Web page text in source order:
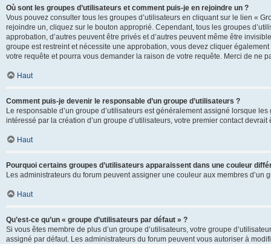
Où sont les groupes d’utilisateurs et comment puis-je en rejoindre un ?
Vous pouvez consulter tous les groupes d’utilisateurs en cliquant sur le lien «
rejoindre un, cliquez sur le bouton approprié. Cependant, tous les groupes
approbation, d’autres peuvent être privés et d’autres peuvent même être
groupe est restreint et nécessite une approbation, vous devez cliquer
votre requête et pourra vous demander la raison de votre requête. Merci de ne
Haut
Comment puis-je devenir le responsable d’un groupe d’utilisateurs ?
Le responsable d’un groupe d’utilisateurs est généralement assigné lorsque
intéressé par la création d’un groupe d’utilisateurs, votre premier contact
Haut
Pourquoi certains groupes d’utilisateurs apparaissent dans une couleur
Les administrateurs du forum peuvent assigner une couleur aux membres d’un
Haut
Qu’est-ce qu’un « groupe d’utilisateurs par défaut » ?
Si vous êtes membre de plus d’un groupe d’utilisateurs, votre groupe
assigné par défaut. Les administrateurs du forum peuvent vous autoriser à